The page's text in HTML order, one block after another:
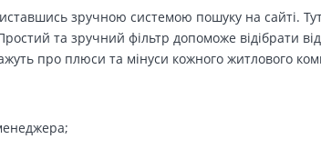
зручною системою пошуку на сайті.
та зручний фільтр допоможе відібрати
про плюси та мінуси кожного житлового